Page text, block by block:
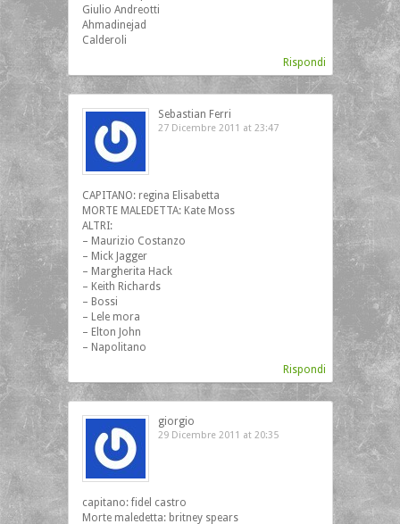
Giulio Andreotti
Ahmadinejad
Calderoli
Rispondi
Sebastian Ferri
27 Dicembre 2011 at 23:47
CAPITANO: regina Elisabetta
MORTE MALEDETTA: Kate Moss
ALTRI:
– Maurizio Costanzo
– Mick Jagger
– Margherita Hack
– Keith Richards
– Bossi
– Lele mora
– Elton John
– Napolitano
Rispondi
giorgio
29 Dicembre 2011 at 20:35
capitano: fidel castro
Morte maledetta: britney spears